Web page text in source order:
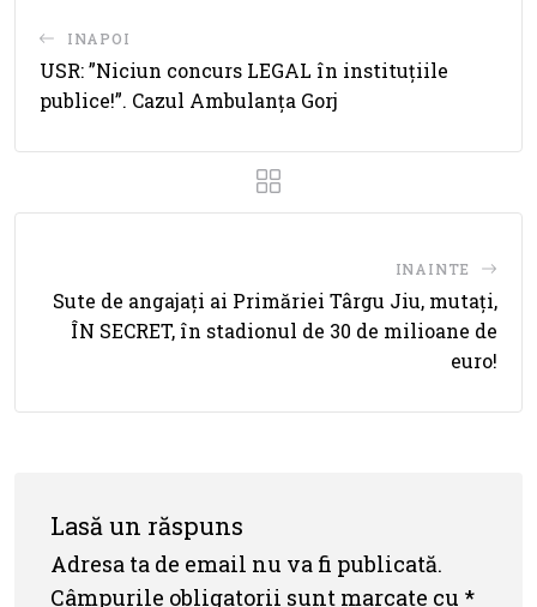
INAPOI
USR: ”Niciun concurs LEGAL în instituțiile
publice!”. Cazul Ambulanța Gorj
INAINTE
Sute de angajați ai Primăriei Târgu Jiu, mutați,
ÎN SECRET, în stadionul de 30 de milioane de
euro!
Lasă un răspuns
Adresa ta de email nu va fi publicată.
Câmpurile obligatorii sunt marcate cu *